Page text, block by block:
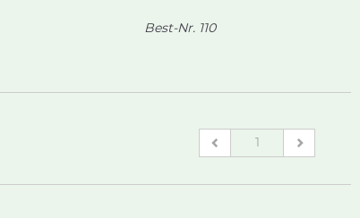
Best-Nr. 110
(current)